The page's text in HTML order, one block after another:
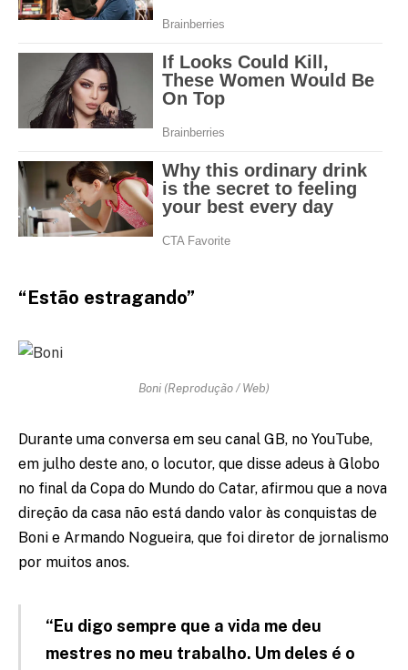
“Estão estragando”
Boni (Reprodução / Web)
Durante uma conversa em seu canal GB, no YouTube,
em julho deste ano, o locutor, que disse adeus à Globo
no final da Copa do Mundo do Catar, afirmou que a nova
direção da casa não está dando valor às conquistas de
Boni e Armando Nogueira, que foi diretor de jornalismo
por muitos anos.
“Eu digo sempre que a vida me deu
mestres no meu trabalho. Um deles é o